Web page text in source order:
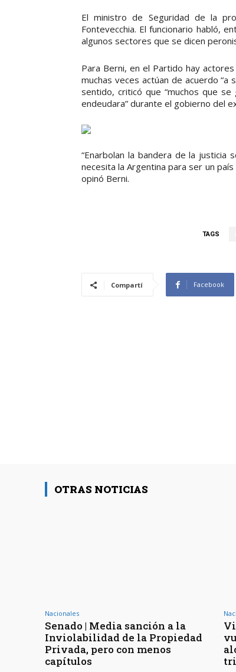
El ministro de Seguridad de la
Fontevecchia. El funcionario habló,
algunos sectores que se dicen
Para Berni, en el Partido hay
muchas veces actúan de acuerdo
sentido, criticó que “muchos que
endeudara” durante el gobierno del
“Enarbolan la bandera de la justicia
necesita la Argentina para ser un
opinó Berni.
TAGS
Compartí Facebook
OTRAS NOTICIAS
Nacionales
Senado | Media sanción a la
Inviolabilidad de la Propiedad
Privada, pero con menos
capítulos